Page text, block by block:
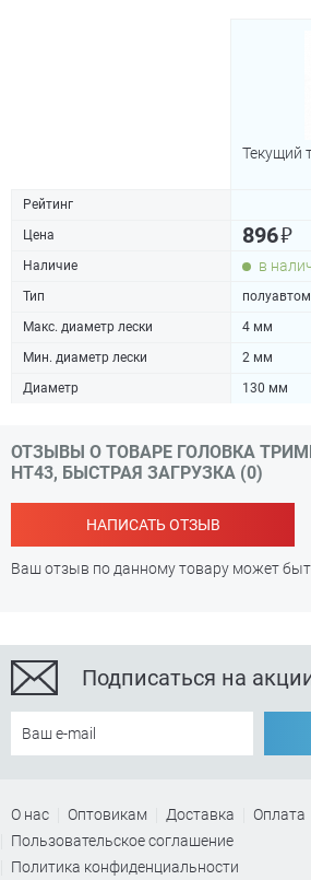
Текущий
Рейтинг
Цена
896₽
Наличие в
Тип
Макс. диаметр лески
4 мм
Мин. диаметр лески
2 мм
Диаметр
130 мм
ОТЗЫВЫ О ТОВАРЕ ГОЛОВКА
HT43, БЫСТРАЯ ЗАГРУЗКА (0)
НАПИСАТЬ ОТЗЫВ
Ваш отзыв по данному товару может
Подписаться на
О нас Оптовикам Доставка Оплата
Пользовательское соглашение
Политика конфиденциальности